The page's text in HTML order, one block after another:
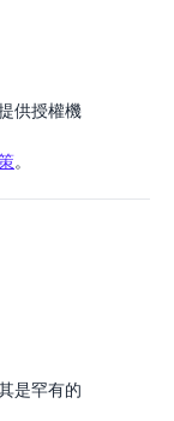
供授權機
。
是罕有的